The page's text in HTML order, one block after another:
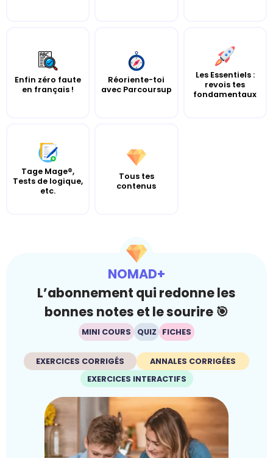
Enfin zéro faute
en français !
Réoriente-toi
avec Parcoursup
Les Essentiels :
revois tes
fondamentaux
Tage Mage®,
Tests de logique,
etc.
Tous tes
contenus
NOMAD+
L’abonnement qui redonne les
bonnes notes et le sourire 🎯
MINI COURS QUIZ FICHES
EXERCICES CORRIGÉS
ANNALES CORRIGÉES
EXERCICES INTERACTIFS